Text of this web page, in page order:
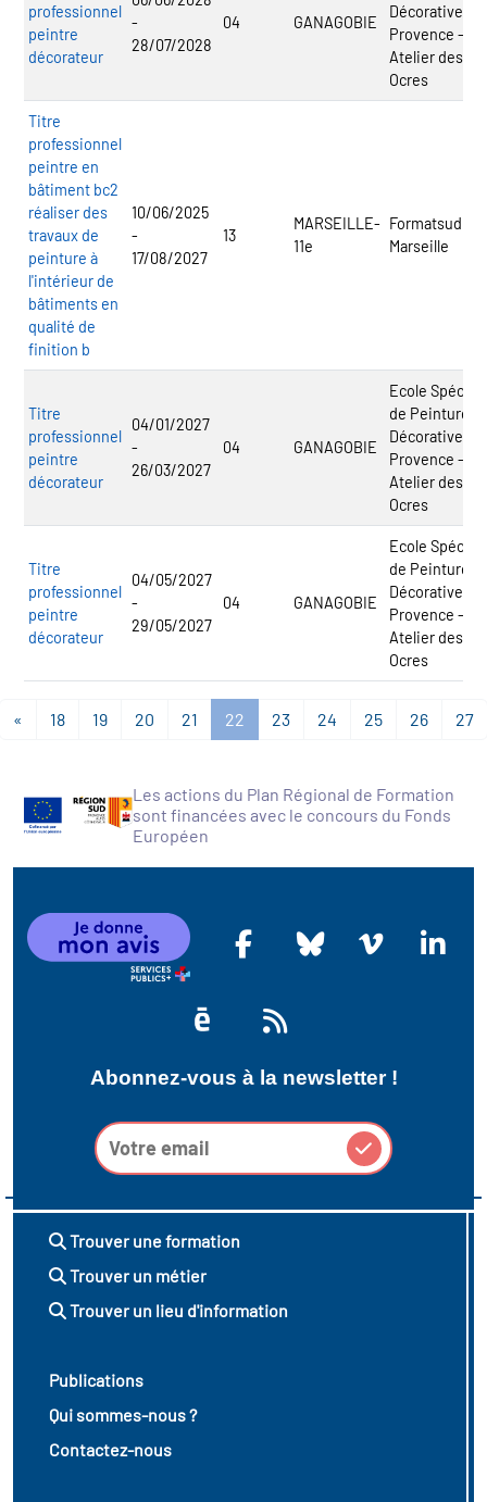
professionnel
peintre
décorateur
-
28/07/2028
04 GANAGOBIE
Décorative de
Provence -
Atelier des
Ocres
Titre
professionnel
peintre en
bâtiment bc2
réaliser des
travaux de
peinture à
l'intérieur de
bâtiments en
qualité de
finition b
10/06/2025
-
17/08/2027
13
MARSEILLE-
11e
Formatsud
Marseille
Titre
professionnel
peintre
décorateur
04/01/2027
-
26/03/2027
04 GANAGOBIE
Ecole Spéciale
de Peinture
Décorative de
Provence -
Atelier des
Ocres
Titre
professionnel
peintre
décorateur
04/05/2027
-
29/05/2027
04 GANAGOBIE
Ecole Spéciale
de Peinture
Décorative de
Provence -
Atelier des
Ocres
« 18 19 20 21 22 23 24 25 26 27
Les actions du Plan Régional de Formation
sont financées avec le concours du Fonds
Européen
Abonnez-vous à la newsletter !
Trouver une formation
Trouver un métier
Trouver un lieu d'information
Publications
Qui sommes-nous ?
Contactez-nous